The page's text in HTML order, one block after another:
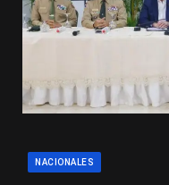
NACIONALES